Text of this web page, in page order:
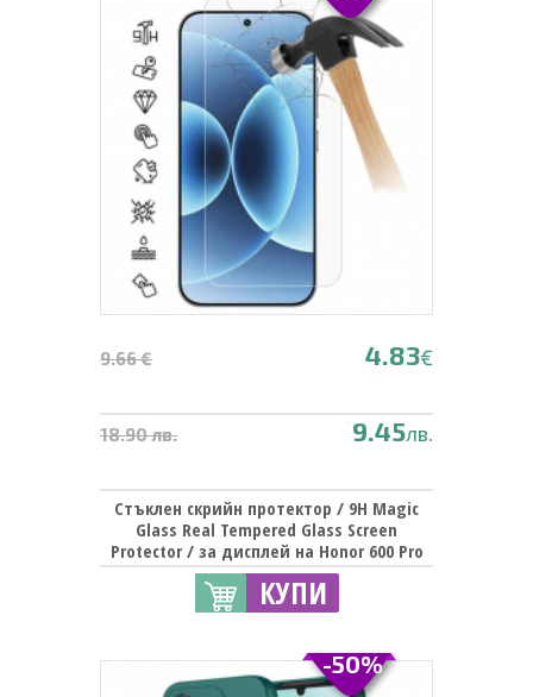
9.66 € 4.83€
18.90 лв. 9.45лв.
Стъклен скрийн протектор / 9H Magic
Glass Real Tempered Glass Screen
Protector / за дисплей на Honor 600 Pro
КУПИ
-50%